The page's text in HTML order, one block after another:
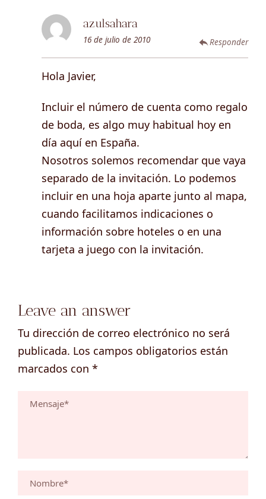
azulsahara
16 de julio de 2010 Responder
Hola Javier,
Incluir el número de cuenta como regalo
de boda, es algo muy habitual hoy en
día aquí en España.
Nosotros solemos recomendar que vaya
separado de la invitación. Lo podemos
incluir en una hoja aparte junto al mapa,
cuando facilitamos indicaciones o
información sobre hoteles o en una
tarjeta a juego con la invitación.
Leave an answer
Tu dirección de correo electrónico no será
publicada. Los campos obligatorios están
marcados con *